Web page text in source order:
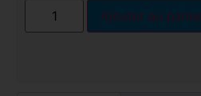
Ajouter au